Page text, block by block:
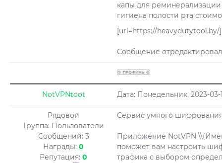
капы для реминерализации
гигиена полости рта
[url=https://heavydutytool.by/
Сообщение
NotVPNtoot Дата: Понедельник, 2023-
Рядовой
Группа: Пользователи
Сообщений: 3
Награды: 0
Репутация: 0
Сервис умного
Приложение NotVPN
поможет вам настроить
трафика с выбором